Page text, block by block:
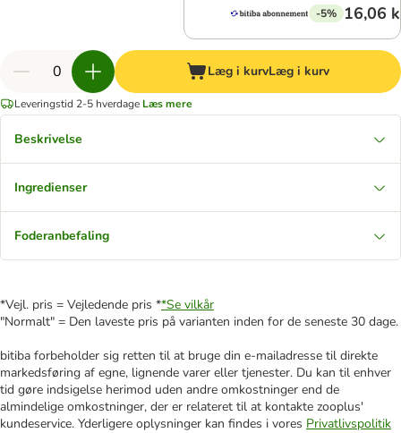
-5% 16,06
Læg i kurvLæg i kurv
Leveringstid 2-5 hverdage Læs mere
Beskrivelse
Ingredienser
Foderanbefaling
*Vejl. pris = Vejledende pris **Se vilkår
"Normalt" = Den laveste pris på varianten inden for de seneste 30 dage.
bitiba forbeholder sig retten til at bruge din e-mailadresse til direkte
markedsføring af egne, lignende varer eller tjenester. Du kan til enhver
tid gøre indsigelse herimod uden andre omkostninger end de
almindelige omkostninger, der er relateret til at kontakte zooplus'
kundeservice. Yderligere oplysninger kan findes i vores Privatlivspolitik